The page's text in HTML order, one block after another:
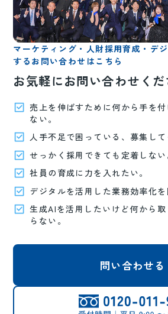
マーケティング・人財採用育成・デ
するお問い合わせはこちら
お気軽にお問い合わせくだ
売上を伸ばすために何から手を
ない。
人手不足で困っている、募集して
せっかく採用できても定着しない
社員の育成に力を入れたい。
デジタルを活用した業務効率化を
生成AIを活用したいけど何から
らない。
問い合わせる